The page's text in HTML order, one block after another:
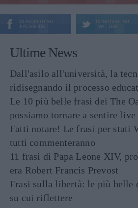
CONDIVIDI SU
FACEBOOK
CONDIVIDI SU
TWITTER
Ultime News
Dall'asilo all'università, la
ridisegnando il processo
Le 10 più belle frasi dei The
possiamo tornare a sentire live
Fatti notare! Le frasi per stati
tutti commenteranno
11 frasi di Papa Leone XIV,
era Robert Francis Prevost
Frasi sulla libertà: le più belle
su cui riflettere